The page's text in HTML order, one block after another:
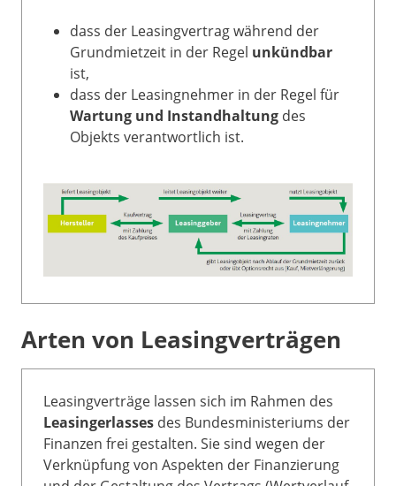
dass der Leasingvertrag während der
Grundmietzeit in der Regel unkündbar
ist,
dass der Leasingnehmer in der Regel für
Wartung und Instandhaltung des
Objekts verantwortlich ist.
Arten von Leasingverträgen
Leasingverträge lassen sich im Rahmen des
Leasingerlasses des Bundesministeriums der
Finanzen frei gestalten. Sie sind wegen der
Verknüpfung von Aspekten der Finanzierung